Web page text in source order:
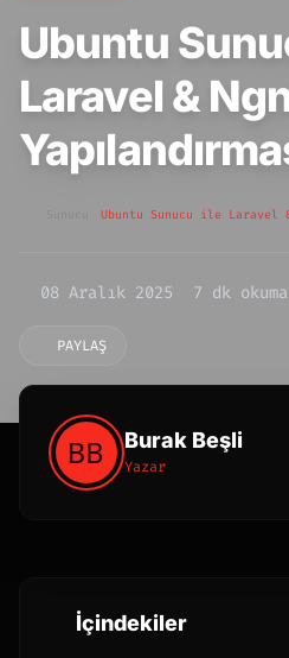
Ubuntu
Laravel &
Ubuntu Sunucu ile Laravel
08 Aralık 2025 7 dk okuma
PAYLAŞ
Burak Beşli
Yazar
İçindekiler